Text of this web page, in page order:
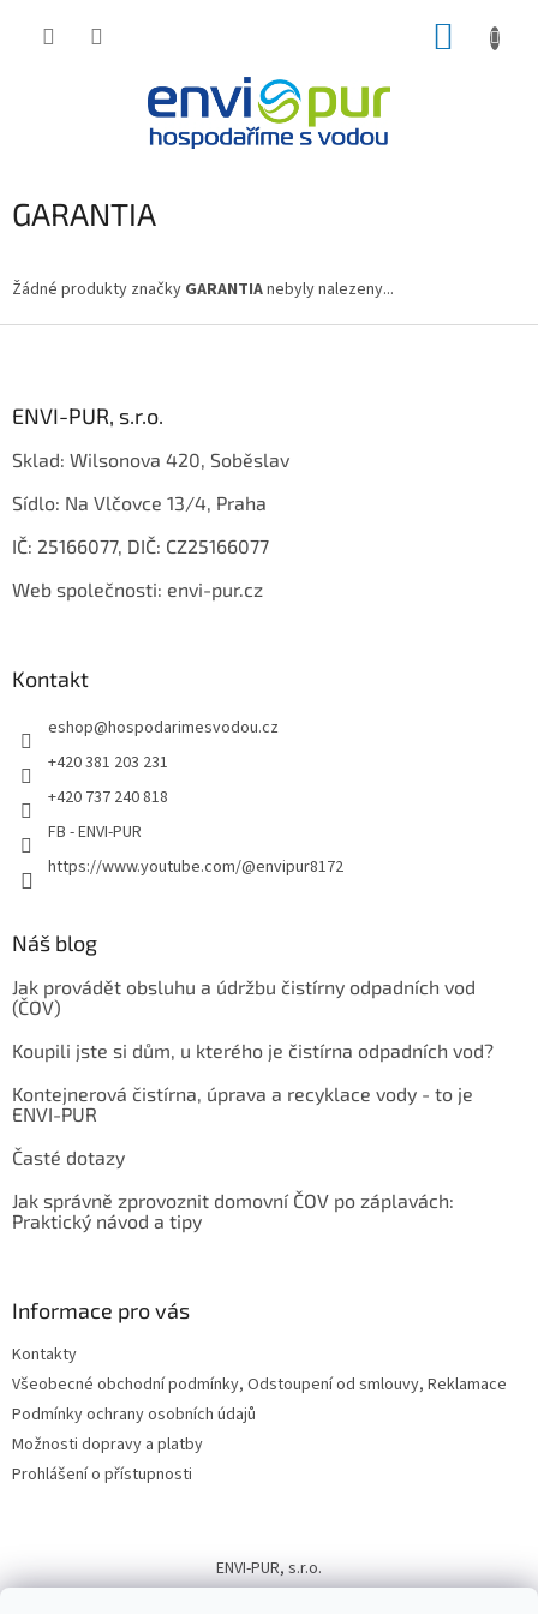
GARANTIA
Žádné produkty značky GARANTIAnebyly nalezeny...
ENVI-PUR, s.r.o.
Sklad: Wilsonova 420, Soběslav
Sídlo: Na Vlčovce 13/4, Praha
IČ: 25166077, DIČ: CZ25166077
Web společnosti: envi-pur.cz
Kontakt
eshop@hospodarimesvodou.cz
+420 381 203 231
+420 737 240 818
FB - ENVI-PUR
https://www.youtube.com/@envipur8172
Náš blog
Jak provádět obsluhu a údržbu čistírny odpadních vod
(ČOV)
Koupili jste si dům, u kterého je čistírna odpadních vod?
Kontejnerová čistírna, úprava a recyklace vody - to je
ENVI-PUR
Časté dotazy
Jak správně zprovoznit domovní ČOV po záplavách:
Praktický návod a tipy
Informace pro vás
Kontakty
Všeobecné obchodní podmínky, Odstoupení od smlouvy, Reklamace
Podmínky ochrany osobních údajů
Možnosti dopravy a platby
Prohlášení o přístupnosti
ENVI-PUR, s.r.o.